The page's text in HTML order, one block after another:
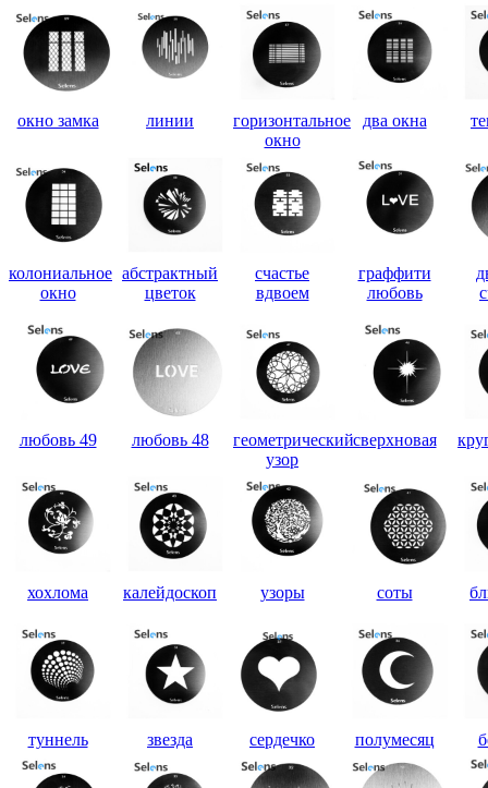
окно замка линии
горизонтальное
окно
два окна
колониальное
окно
абстрактный
цветок
счастье
вдвоем
граффити
любовь
любовь 49 любовь 48
геометрический
узор
сверхновая
хохлома калейдоскоп узоры соты
туннель звезда сердечко полумесяц